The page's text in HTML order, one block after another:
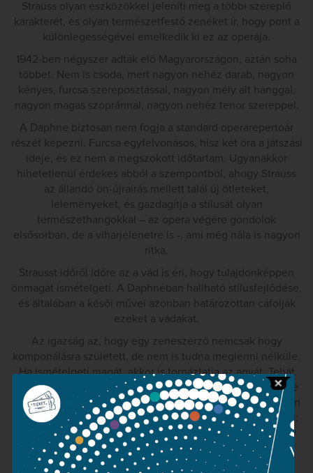
Strauss olyan eszközökkel jeleníti meg a többi szereplő
karakterét, és olyan természetfestő zenéket ír, hogy pont a
különlegességével emelkedik ki ez az operája.
1942-ben négyszer adták elő Magyarországon, aztán soha
többet. Nem is csoda, mert nagyon nehéz darab, nagyon
kényes, furcsa szereposztással, nagyon mély alt hanggal,
nagyon magas szopránnal, nagyon nehéz tenor szereppel.
A Daphne biztosan nem fogja a standard operarepertoár
részét képezni. Furcsa egyfelvonásos, hisz két óra a játszási
ideje, és ez nem a megszokott időtartam. Ugyanakkor
hihetetlenül érdekes abból a szempontból, ahogy Strauss
az állandó ön-újraírás mellett talál új ötleteket,
leleményeket, és gazdagítja a stílusát olyan
természethangokkal – az opera végére gondolok
elsősorban, de a viharjelenetre is -, ami még nála is nagyon
ritka.
Strausst időről időre az a vád is éri, hogy tulajdonképpen
önmagát ismételgeti. A Daphnéban hallható stílusfejlődése,
és általában a késői művei azonban határozottan cáfolják
ezeket a vádakat.
Az igazság az, hogy egy zeneszerző nemcsak hogy
komponálásra született, de nem is tudna meglenni nélküle.
Ha ismételgeti magát, akkor is tornáztatja az agyát. Tehát
egyszerűen, mint nekünk a levegőre, neki olyan szüksége
van a komponálásra. Azt hiszem, Strauss esetében teljesen
igaz a mondás, amit ő maga hangoztatott nagyon gyakran:
többet ér egy jól megszerkesztett partitúraoldal, mint egy
teli pénztárca. Ezt magam is így érzem, és mindig találok
valami újat, meglepőt, ha egy-egy Strauss-partitúrát a